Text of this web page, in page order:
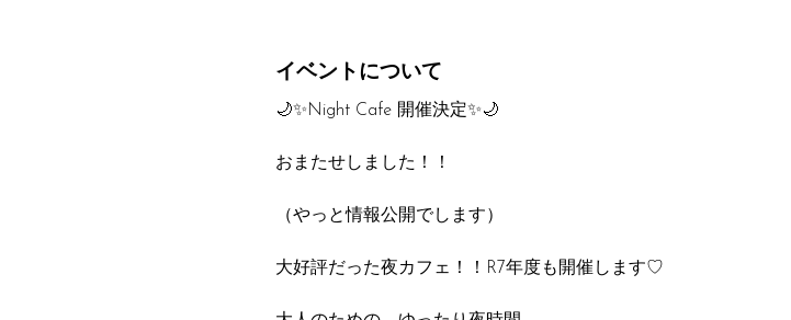
イベントについて
🌙✨Night Cafe 開催決定✨🌙
おまたせしました！！
（やっと情報公開でします）
大好評だった夜カフェ！！R7年度も開催します♡